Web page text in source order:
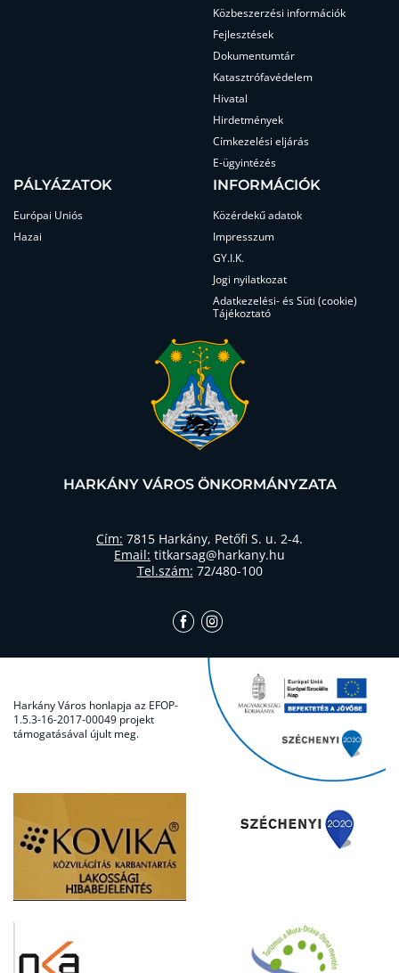
Közbeszerzési információk
Fejlesztések
Dokumentumtár
Katasztrófavédelem
Hivatal
Hirdetmények
Címkezelési eljárás
E-ügyintézés
PÁLYÁZATOK
Európai Uniós
Hazai
INFORMÁCIÓK
Közérdekű adatok
Impresszum
GY.I.K.
Jogi nyilatkozat
Adatkezelési- és Süti (cookie)
Tájékoztató
HARKÁNY VÁROS ÖNKORMÁNYZATA
Cím: 7815 Harkány, Petőfi S. u. 2-4.
Email: titkarsag@harkany.hu
Tel.szám: 72/480-100
Harkány Város honlapja az EFOP-
1.5.3-16-2017-00049 projekt
támogatásával újult meg.